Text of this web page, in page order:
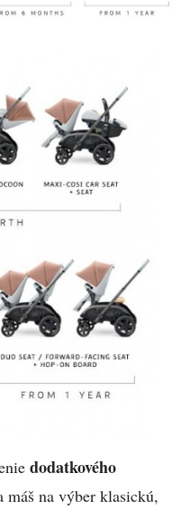
dodatkového
máš na výber klasickú,